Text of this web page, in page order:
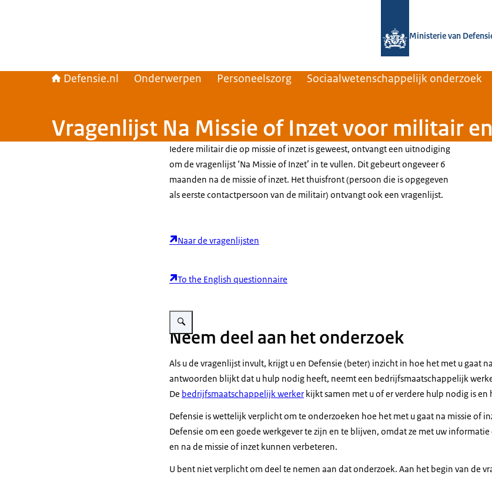
Ministerie van
Defensie.nl Onderwerpen Personeelszorg Sociaalwetenschappelijk onderzoek
Vragenlijst Na Missie of Inzet voor militair
Iedere militair die op missie of inzet is geweest, ontvangt een uitnodiging
om de vragenlijst ‘Na Missie of Inzet’ in te vullen. Dit gebeurt ongeveer 6
maanden na de missie of inzet. Het thuisfront (persoon die is opgegeven
als eerste contactpersoon van de militair) ontvangt ook een vragenlijst.
Naar de vragenlijsten
To the English questionnaire
Vergroot afbeelding Aankomst militairen op Vliegbasis Eindhoven.
Neem deel aan het onderzoek
Als u de vragenlijst invult, krijgt u en Defensie (beter) inzicht in hoe het met u gaat
antwoorden blijkt dat u hulp nodig heeft, neemt een bedrijfsmaatschappelijk
De bedrijfsmaatschappelijk werker kijkt samen met u of er verdere hulp nodig is
Defensie is wettelijk verplicht om te onderzoeken hoe het met u gaat na missie of
Defensie om een goede werkgever te zijn en te blijven, omdat ze met uw
en na de missie of inzet kunnen verbeteren.
U bent niet verplicht om deel te nemen aan dat onderzoek. Aan het begin van de